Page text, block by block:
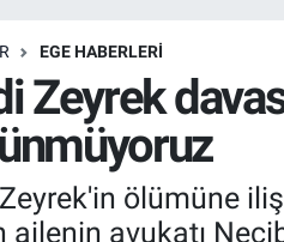
EGE HABERLERİ
Zeyrek
ölümüne
ailenin avukatı